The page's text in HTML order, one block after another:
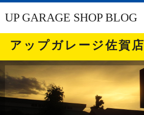
UP GARAGE SHOP BLOG
アップガレージ佐賀店